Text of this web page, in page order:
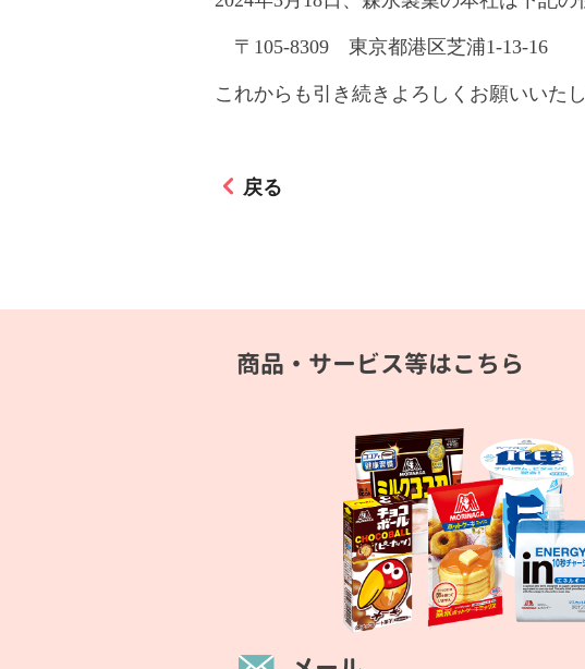
〒105‐8309 東京都港区芝浦1-13‐16
これからも引き続きよろしくお願いいたし
戻る
商品・サービス等はこちら